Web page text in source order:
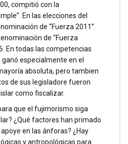
compitió con la
En las elecciones del
de “Fuerza 2011”.
de “Fuerza
En todas las competencias
especialmente en el
absoluta, pero tambien
de sus legisladore fueron
como fiscalizar.
que el fujimorismo siga
¿Qué factores han primado
en las ánforas? ¿Hay
y antropológicas para